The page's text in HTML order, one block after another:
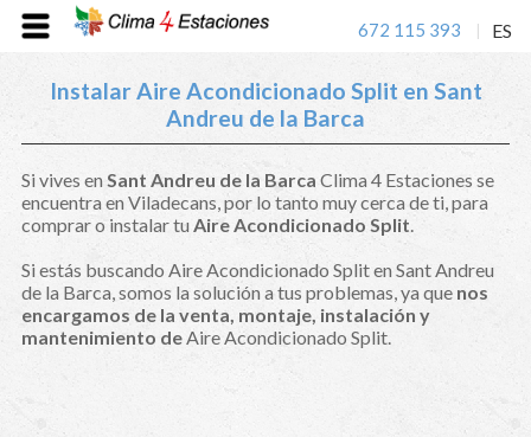
672 115 393 ES
Instalar Aire Acondicionado Split en Sant
Andreu de la Barca
Si vives enSant Andreu de la Barca Clima 4 Estaciones se
encuentra en Viladecans, por lo tanto muy cerca de ti, para
comprar o instalar tuAire Acondicionado Split.
Si estás buscando Aire Acondicionado Split en Sant Andreu
de la Barca, somos la solución a tus problemas, ya que nos
encargamos de la venta, montaje, instalación y
mantenimiento deAire Acondicionado Split.